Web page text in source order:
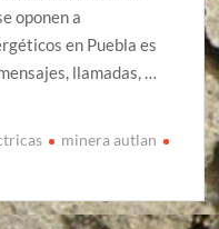
oponen a
en Puebla es
llamadas, …
minera autlan